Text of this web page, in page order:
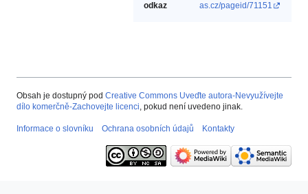
odkaz
as.cz/pageid/71151
Obsah je dostupný pod Creative Commons Uveďte autora-Nevyužívejte
dílo komerčně-Zachovejte licenci, pokud není uvedeno jinak.
Informace o slovníku Ochrana osobních údajů Kontakty